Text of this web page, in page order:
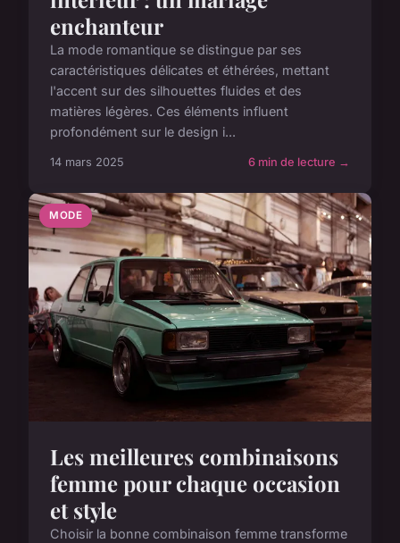
enchanteur
La mode romantique se distingue par ses
caractéristiques délicates et éthérées, mettant
l'accent sur des silhouettes fluides et des
matières légères. Ces éléments influent
profondément sur le design i...
14 mars 2025 6 min de lecture →
MODE
Les meilleures combinaisons
femme pour chaque occasion
et style
Choisir la bonne combinaison femme transforme